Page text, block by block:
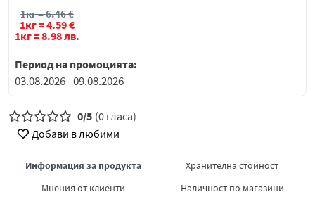
1кг =6.46€
1кг =4.59€
1кг =8.98лв.
Период на промоцията:
03.08.2026 - 09.08.2026
0/5 (0 гласа)
Добави в любими
Информация за продукта
Хранителна стойност
Мнения от клиенти
Наличност по магазини